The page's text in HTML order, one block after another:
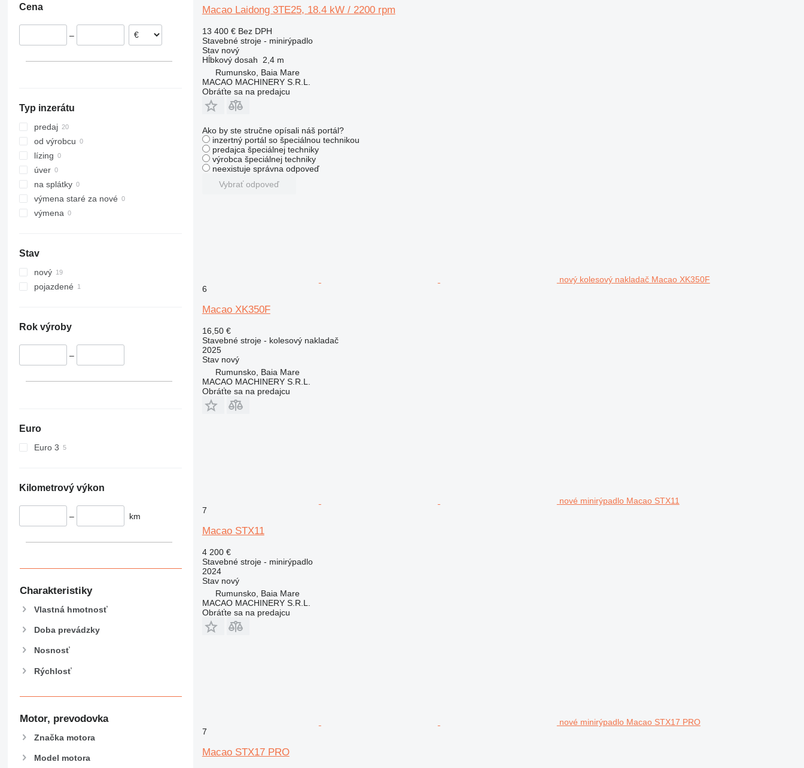
311
317
318
319
320
321
322
323
324
330
336
349
390
430
444
589
906
907
910
914
926
930
953
955
426
457
8008
8018
8025
8026
8030
8035
CT
S-Series
TM
3246
Liftlux
Pecolift
Toucan
LM
XP
Cena
–
Typ inzerátu
predaj
od výrobcu
lízing
úver
na splátky
výmena staré za nové
výmena
Stav
nový
pojazdené
Rok výroby
–
Euro
Euro 3
Kilometrový výkon
– km
Charakteristiky
Vlastná hmotnosť
Doba prevádzky
Nosnosť
Rýchlosť
Motor, prevodovka
Značka motora
Model motora
Macao Laidong 3TE25, 18.4 kW / 2200 rpm
13 400 € Bez DPH
Stavebné stroje - minirýpadlo
Stavnový
Hĺbkový dosah
2,4 m
Rumunsko, Baia Mare
MACAO MACHINERY S.R.L.
Obráťte sa na predajcu
Ako by ste stručne opísali náš portál?
inzertný portál so špeciálnou technikou
predajca špeciálnej techniky
výrobca špeciálnej techniky
neexistuje správna odpoveď
Vybrať odpoveď
nový kolesový nakladač Macao XK350F
6
Macao XK350F
16,50 €
Stavebné stroje - kolesový nakladač
2025
Stavnový
Rumunsko, Baia Mare
MACAO MACHINERY S.R.L.
Obráťte sa na predajcu
nové minirýpadlo Macao STX11
7
Macao STX11
4 200 €
Stavebné stroje - minirýpadlo
2024
Stavnový
Rumunsko, Baia Mare
MACAO MACHINERY S.R.L.
Obráťte sa na predajcu
nové minirýpadlo Macao STX17 PRO
7
Macao STX17 PRO